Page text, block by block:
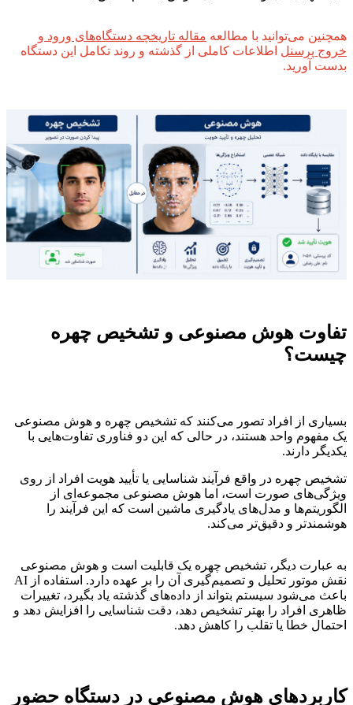
همچنین می‌توانید با مطالعه مقاله تاریخچه دستگاه‌های ورود و
خروج پرسنل اطلاعات کاملی از گذشته و روند تکامل این دستگاه
بدست آورید.
تفاوت هوش مصنوعی و تشخیص چهره
چیست؟
بسیاری از افراد تصور می‌کنند که تشخیص چهره و هوش مصنوعی
یک مفهوم واحد هستند، در حالی که این دو فناوری تفاوت‌هایی با
یکدیگر دارند.
تشخیص چهره در واقع فرآیند شناسایی یا تأیید هویت افراد از روی
ویژگی‌های صورت است، اما هوش مصنوعی مجموعه‌ای از
الگوریتم‌ها و مدل‌های یادگیری ماشین است که این فرآیند را
هوشمندتر و دقیق‌تر می‌کند.
به عبارت دیگر، تشخیص چهره یک قابلیت است و هوش مصنوعی
نقش موتور تحلیل و تصمیم‌گیری آن را بر عهده دارد. استفاده از AI
باعث می‌شود سیستم بتواند از داده‌های گذشته یاد بگیرد، تغییرات
ظاهری افراد را بهتر تشخیص دهد، دقت شناسایی را افزایش دهد و
احتمال خطا یا تقلب را کاهش دهد.
کاربردهای هوش مصنوعی در دستگاه حضور